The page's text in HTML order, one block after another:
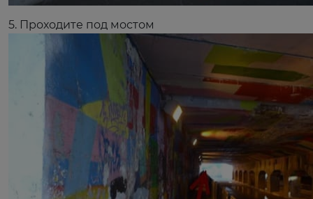
5. Проходите под мостом